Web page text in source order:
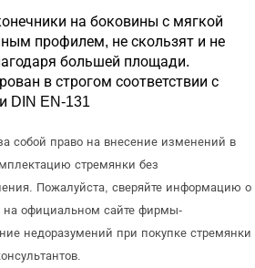
на боковины с мягкой
профилем, не скользят и не
большей площади.
в строгом соответствии с
DIN EN-131
собой право на внесение изменений в
стремянки без
Пожалуйста, сверяйте информацию о
официальном сайте фирмы-
недоразумений при покупке стремянки